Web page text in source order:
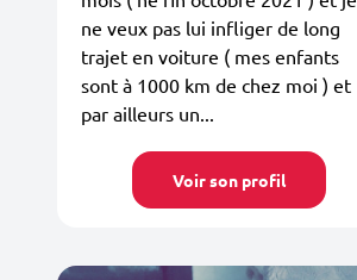
ne veux pas lui infliger de long
trajet en voiture ( mes enfants
sont à 1000 km de chez moi ) et
par ailleurs un...
Voir son profil